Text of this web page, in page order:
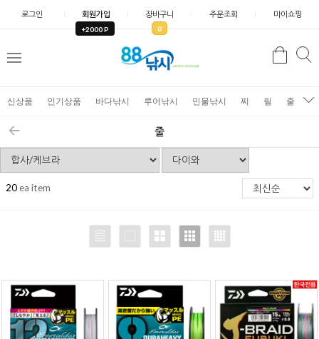
로그인 회원가입
+2000 P
장바구니
0
주문조회 마이쇼핑
검
신상품 인기상품 바다낚시 루어낚시 민물낚시 찌 릴 줄
줄
20ea item